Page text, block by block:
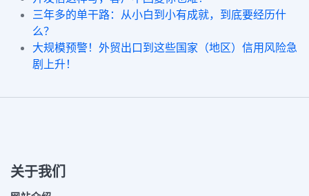
三年多的单干路：从小白到小有成就，到底要经历什
么？
大规模预警！外贸出口到这些国家（地区）信用风险急
剧上升！
关于我们